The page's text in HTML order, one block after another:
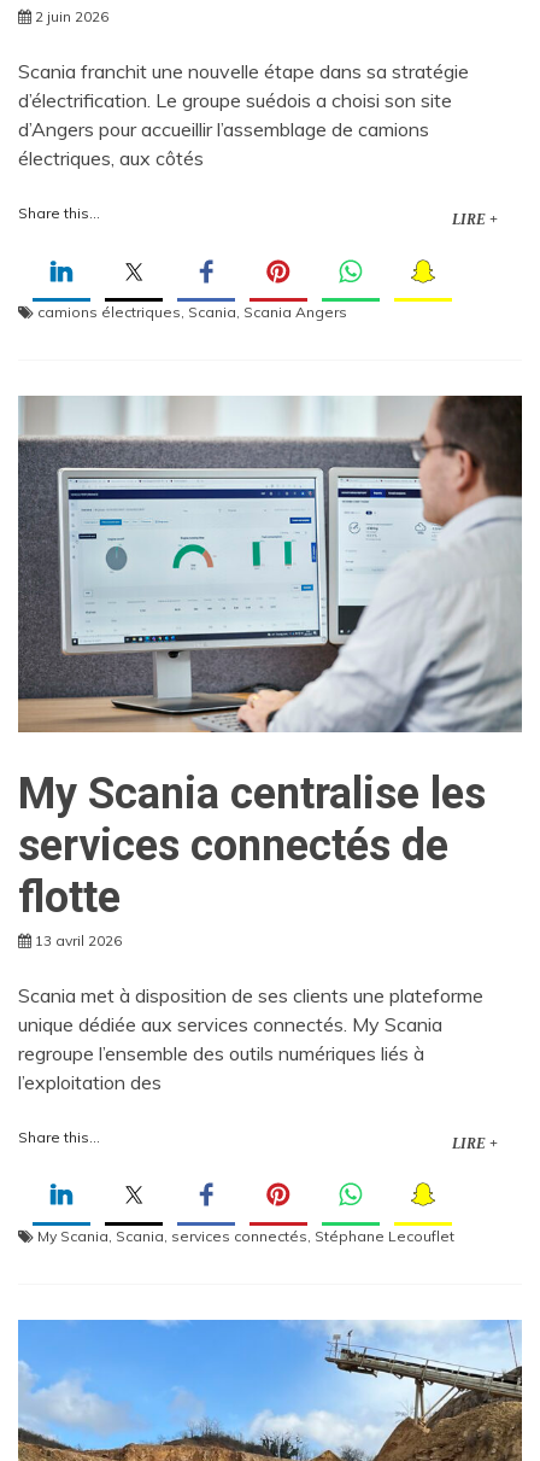
2 juin 2026
Scania franchit une nouvelle étape dans sa stratégie
d’électrification. Le groupe suédois a choisi son site
d’Angers pour accueillir l’assemblage de camions
électriques, aux côtés
Share this... LIRE +
camions électriques, Scania, Scania Angers
My Scania centralise les
services connectés de
flotte
13 avril 2026
Scania met à disposition de ses clients une plateforme
unique dédiée aux services connectés. My Scania
regroupe l’ensemble des outils numériques liés à
l’exploitation des
Share this... LIRE +
My Scania Scania services connectés Stéphane Lecouflet